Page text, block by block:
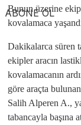
ABONE OL
Bunun üzerine
kovalamaca
Dakikalarca süren
ekipler aracın
kovalamacanın
göre araçta
Salih Alperen A.,
tabancayla başına